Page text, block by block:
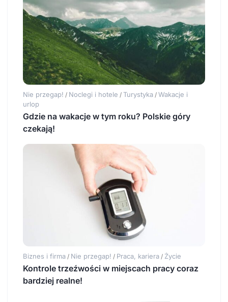
Nie przegap! / Noclegi i hotele / Turystyka / Wakacje i
urlop
Gdzie na wakacje w tym roku? Polskie góry
czekają!
Biznes i firma / Nie przegap! / Praca, kariera / Życie
Kontrole trzeźwości w miejscach pracy coraz
bardziej realne!